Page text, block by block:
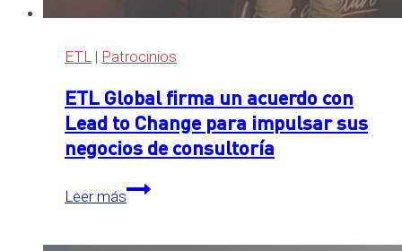
ETL | Patrocinios
ETL Global firma un acuerdo con
Lead to Change para impulsar sus
negocios de consultoría
Leer más
ETL
Global